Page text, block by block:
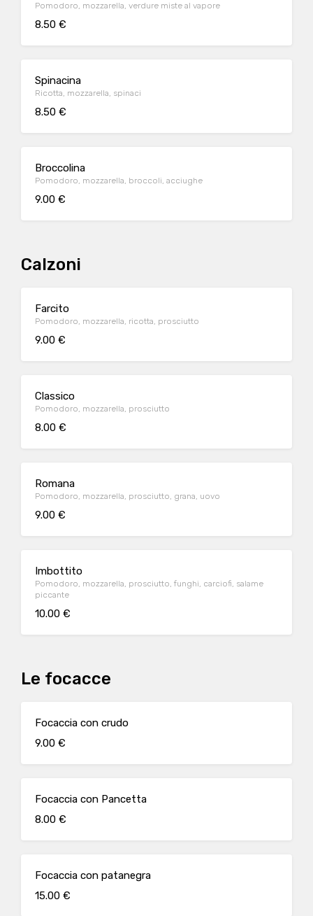
Pomodoro, mozzarella, verdure miste al vapore
8.50 €
Spinacina
Ricotta, mozzarella, spinaci
8.50 €
Broccolina
Pomodoro, mozzarella, broccoli, acciughe
9.00 €
Calzoni
Farcito
Pomodoro, mozzarella, ricotta, prosciutto
9.00 €
Classico
Pomodoro, mozzarella, prosciutto
8.00 €
Romana
Pomodoro, mozzarella, prosciutto, grana, uovo
9.00 €
Imbottito
Pomodoro, mozzarella, prosciutto, funghi, carciofi, salame
piccante
10.00 €
Le focacce
Focaccia con crudo
9.00 €
Focaccia con Pancetta
8.00 €
Focaccia con patanegra
15.00 €